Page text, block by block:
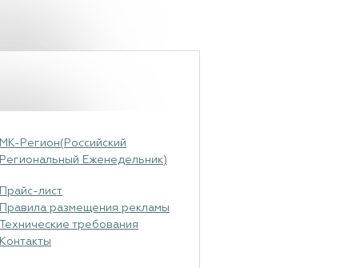
МК-Регион(Российский
Региональный Еженедельник)
Прайс-лист
Правила размещения рекламы
Технические требования
Контакты